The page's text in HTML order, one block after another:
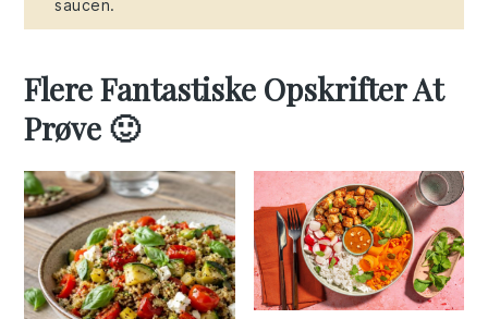
saucen.
Flere Fantastiske Opskrifter At
Prøve 🙂